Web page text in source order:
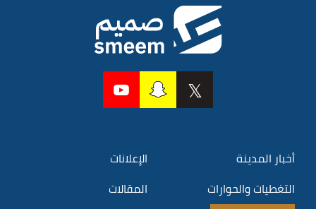
أخبار المدينة
الإعلانات
التغطيات والحوارات
المقالات